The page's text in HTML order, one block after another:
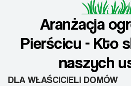
Aranżacja
Pierścicu - Kto
naszych
DLA WŁAŚCICIELI DOMÓW